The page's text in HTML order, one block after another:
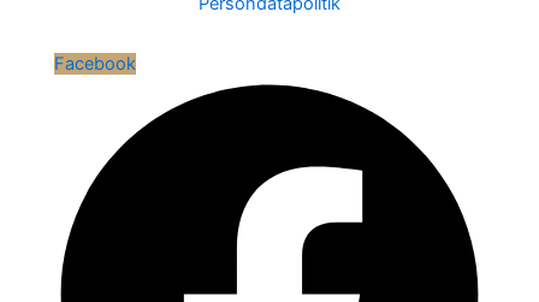
Facebook